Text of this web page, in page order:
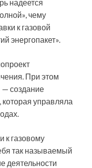
надеется
чему
к газовой
энергопакет».
При этом
— создание
управляла
к газовому
так называемый
деятельности